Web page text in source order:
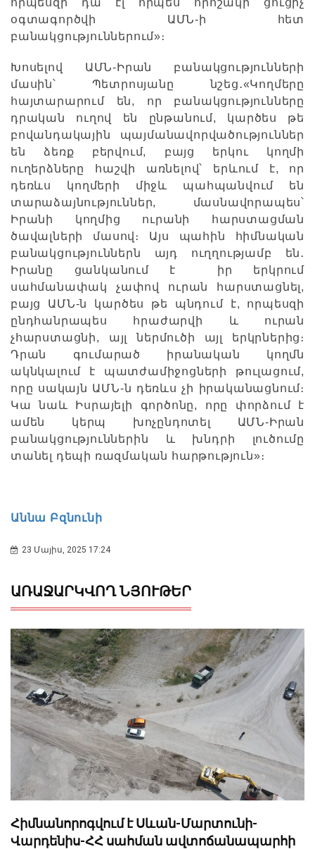
որպեսզի դա էլ որպես որոշակի ցուցիչ
օգտագործվի ԱՄՆ-ի հետ
բանակցություններում»։
Խոսելով ԱՄՆ-Իրան բանակցությունների
մասին՝ Պետրոսյանը նշեց․«Կողմերը
հայտարարում են, որ բանակցությունները
դրական ուղով են ընթանում, կարծես թե
բովանդակային պայմանավորվածություններ
են ձեռք բերվում, բայց երկու կողմի
ուղերձները հաշվի առնելով՝ երևում է, որ
դեռևս կողմերի միջև պահպանվում են
տարաձայնություններ, մասնավորապես՝
Իրանի կողմից ուրանի հարստացման
ծավալների մասով։ Այս պահին հիմնական
բանակցություններն այդ ուղղությամբ են․
Իրանը ցանկանում է իր երկրում
սահմանափակ չափով ուրան հարստացնել,
բայց ԱՄՆ-ն կարծես թե պնդում է, որպեսզի
ընդհանրապես հրաժարվի և ուրան
չհարստացնի, այլ ներմուծի այլ երկրներից։
Դրան գումարած իրանական կողմն
ակնկալում է պատժամիջոցների թուլացում,
որը սակայն ԱՄՆ-ն դեռևս չի իրականացնում։
Կա նաև Իսրայելի գործոնը, որը փորձում է
ամեն կերպ խոչընդոտել ԱՄՆ-Իրան
բանակցություններին և խնդրի լուծումը
տանել դեպի ռազմական հարթություն»։
Աննա Բզնունի
23 Մայիս, 2025 17:24
ԱՌԱՋԱՐԿՎՈՂ ՆՅՈՒԹԵՐ
Հիմնանորոգվում է Սևան-Մարտունի-
Վարդենիս-ՀՀ սահման ավտոճանապարհի